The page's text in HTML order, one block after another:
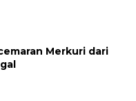
Merkuri dari